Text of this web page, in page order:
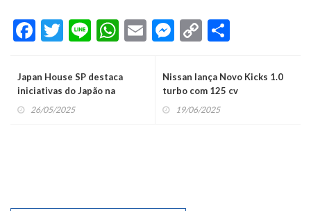
Facebook
Twitter
LineWhatsApp
EmailMessenger
Copy
Japan House SP destaca
iniciativas do Japão na
Exposição Mundial 2025
26/05/2025
Nissan lança Novo Kicks 1.0
turbo com 125 cv
19/06/2025